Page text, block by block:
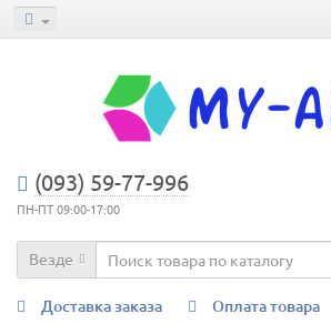
(093) 59-77-996
ПН-ПТ 09:00-17:00
Везде
Доставка заказа
Оплата товара